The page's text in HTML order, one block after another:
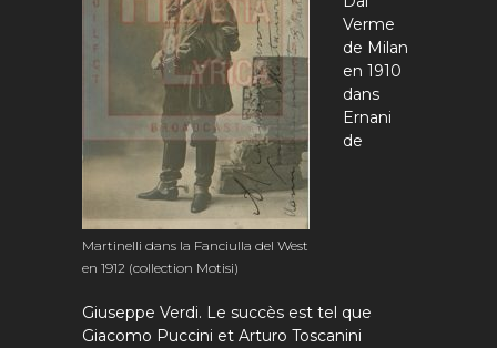
Martinelli dans la Fanciulla del West
en 1912 (collection Motisi)
Verme
de Milan
en 1910
dans
Ernani
de
Giuseppe Verdi. Le succès est tel que
Giacomo Puccini et Arturo Toscanini